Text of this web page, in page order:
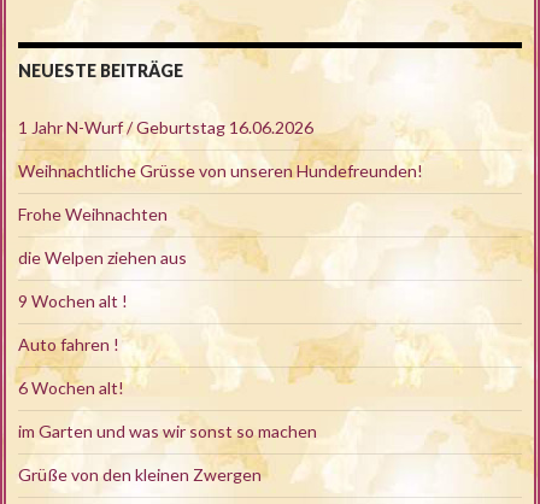
NEUESTE BEITRÄGE
1 Jahr N-Wurf / Geburtstag 16.06.2026
Weihnachtliche Grüsse von unseren Hundefreunden!
Frohe Weihnachten
die Welpen ziehen aus
9 Wochen alt !
Auto fahren !
6 Wochen alt!
im Garten und was wir sonst so machen
Grüße von den kleinen Zwergen